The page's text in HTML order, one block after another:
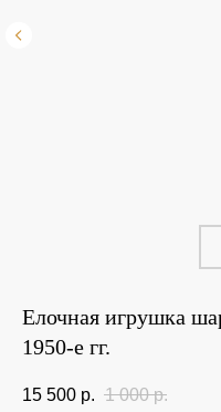
Елочная игрушка
1950-е гг.
15 500 р. 1 000 р.